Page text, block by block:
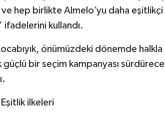
ve hep birlikte Almelo’yu daha
ifadelerini kullandı.
önümüzdeki dönemde halkla
bir seçim kampanyası
ilkeleri